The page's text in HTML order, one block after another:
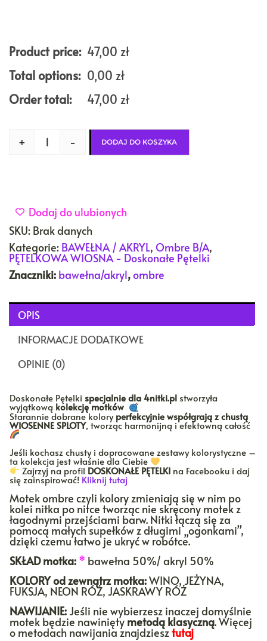
Product price: 47,00 zł
Total options: 0,00 zł
Order total:
47,00 zł
+ - DODAJ DO KOSZYKA
Dodaj do ulubionych
SKU: Brak danych
Kategorie: BAWEŁNA / AKRYL, Ombre B/A,
PĘTELKOWA WIOSNA - Doskonałe Pętelki
Znaczniki: bawełna/akryl,ombre
OPIS
INFORMACJE DODATKOWE
OPINIE (0)
Doskonałe Pętelki specjalnie dla 4nitki.pl stworzyła
wyjątkową kolekcję motków
Starannie dobrane koloryperfekcyjnie współgrają z chustą
WIOSENNE SPLOTY, tworząc harmonijną i efektowną całość
Jeśli kochasz chusty i dopracowane zestawy kolorystyczne –
ta kolekcja jest właśnie dla Ciebie
Zajrzyj na profil DOSKONAŁE PĘTELKI na Facebooku i daj
się zainspirować! Kliknij tutaj
Motek ombre czyli kolory zmieniają się w nim po
kolei nitka po nitce tworząc nie skręcony motek z
łagodnymi przejściami barw. Nitki łączą się za
pomocą małych supełków z długimi „ogonkami”,
dzięki czemu łatwo je ukryć w robótce.
SKŁAD motka: * bawełna 50%/ akryl 50%
KOLORYod zewnątrz motka:WINO, JEŻYNA,
FUKSJA, NEON RÓŻ, JASKRAWY RÓŻ
NAWIJANIE:Jeśli nie wybierzesz inaczej domyślnie
motek będzie nawinięty metodą klasyczną. Więcej
o metodach nawijania znajdziesztutaj